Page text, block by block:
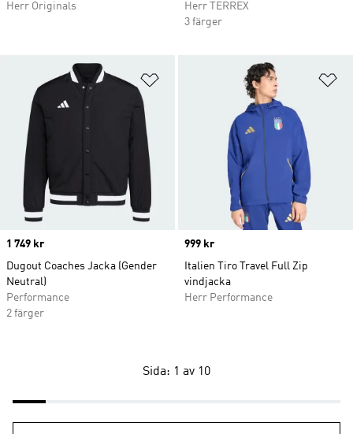
Herr Originals
Herr TERREX
3 färger
Lägg till på önskelistan
Price
1 749 kr
Dugout Coaches Jacka (Gender
Neutral)
Performance
2 färger
Price
999 kr
Italien Tiro Travel Full Zip
vindjacka
Herr Performance
Sida: 1 av 10